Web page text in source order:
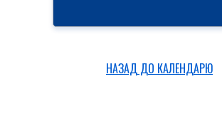
НАЗАД ДО КАЛЕНДАРЮ